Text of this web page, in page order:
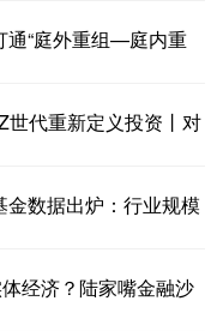
通“庭外重组—庭内重
世代重新定义投资丨对
数据出炉：行业规模
经济？陆家嘴金融沙